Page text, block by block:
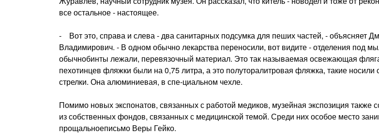
все остальное - настоящее.
- Вот это, справа и слева - два санитарных подсумка для пеших частей, - объясняет
Владимирович. - В одном обычно лекарства переносили, вот видите - отделения под
обычнобинты лежали, перевязочный материал. Это так называемая освежающая
пехотинцев фляжки были на 0,75 литра, а это полуторалитровая фляжка, такие
стрелки. Она алюминиевая, в спе-циальном чехле.
Помимо новых экспонатов, связанных с работой медиков, музейная экспозиция также
из собственных фондов, связанных с медицинской темой. Среди них особое место
прощальноеписьмо Веры Гейко.